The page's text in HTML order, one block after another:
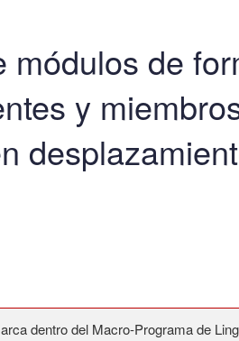
módulos de
y
dentro del Macro-Programa de